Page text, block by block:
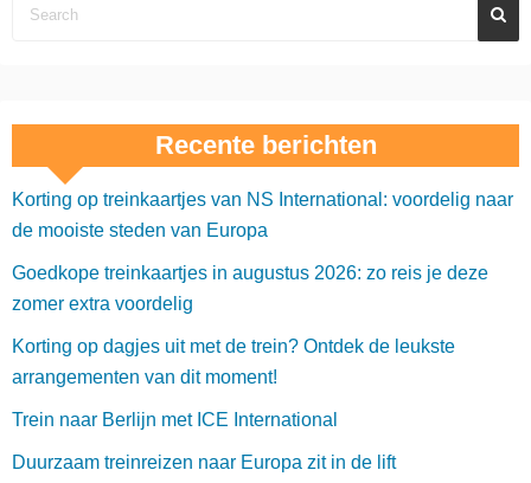
Recente berichten
Korting op treinkaartjes van NS International: voordelig naar
de mooiste steden van Europa
Goedkope treinkaartjes in augustus 2026: zo reis je deze
zomer extra voordelig
Korting op dagjes uit met de trein? Ontdek de leukste
arrangementen van dit moment!
Trein naar Berlijn met ICE International
Duurzaam treinreizen naar Europa zit in de lift